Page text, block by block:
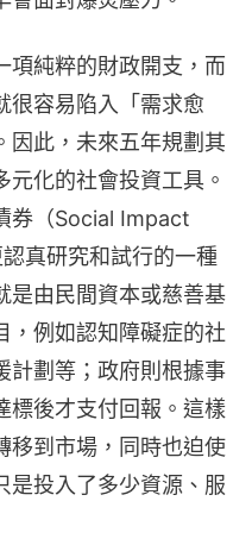
項純粹的財政開支，而
很容易陷入「需求愈
因此，未來五年規劃其
化的社會投資工具。
券（Social Impact
真研究和試行的一種
是由民間資本或慈善基
，例如認知障礙症的社
計劃等；政府則根據事
標後才支付回報。這樣
移到市場，同時也迫使
是投入了多少資源、服